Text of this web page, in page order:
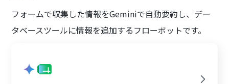
フォームで収集した情報をGeminiで自動要約し、デー
タベースツールに情報を追加するフローボットです。